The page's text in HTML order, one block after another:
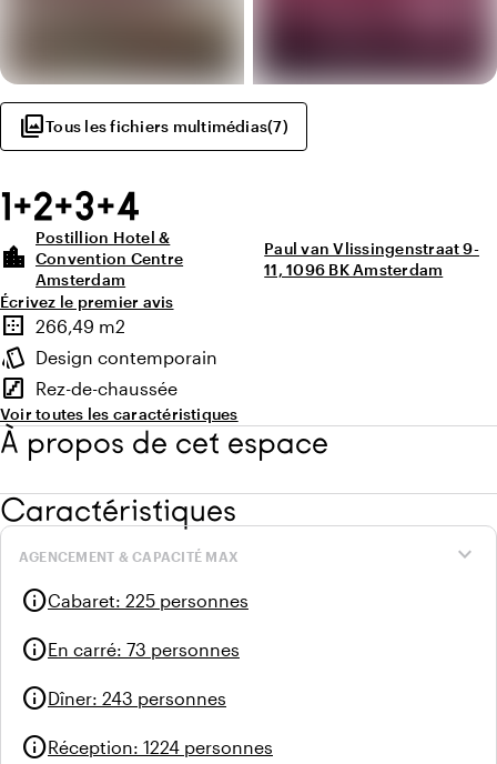
photo_libraryTous les fichiers multimédias(7)
1+2+3+4
location_city
Postillion Hotel &
Convention Centre
Amsterdam
Paul van Vlissingenstraat 9-
11, 1096 BK Amsterdam
Écrivez le premier avis
Points forts
border_outer
Superficie
266,49 m2
style
Ambiance
Design contemporain
stairs
Étage
Rez-de-chaussée
Voir toutes les caractéristiques
À propos de cet espace
Caractéristiques
expand_more
AGENCEMENT & CAPACITÉ MAX
infoCabaret: 225 personnes
infoEn carré: 73 personnes
infoDîner: 243 personnes
infoRéception: 1224 personnes